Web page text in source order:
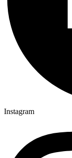
Instagram